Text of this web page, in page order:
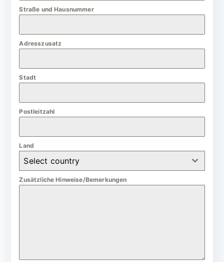
e
m
a
y
Straße und Hausnummer
Adresszusatz
Stadt
Postleitzahl
Land
Select country
Zusätzliche Hinweise/Bemerkungen